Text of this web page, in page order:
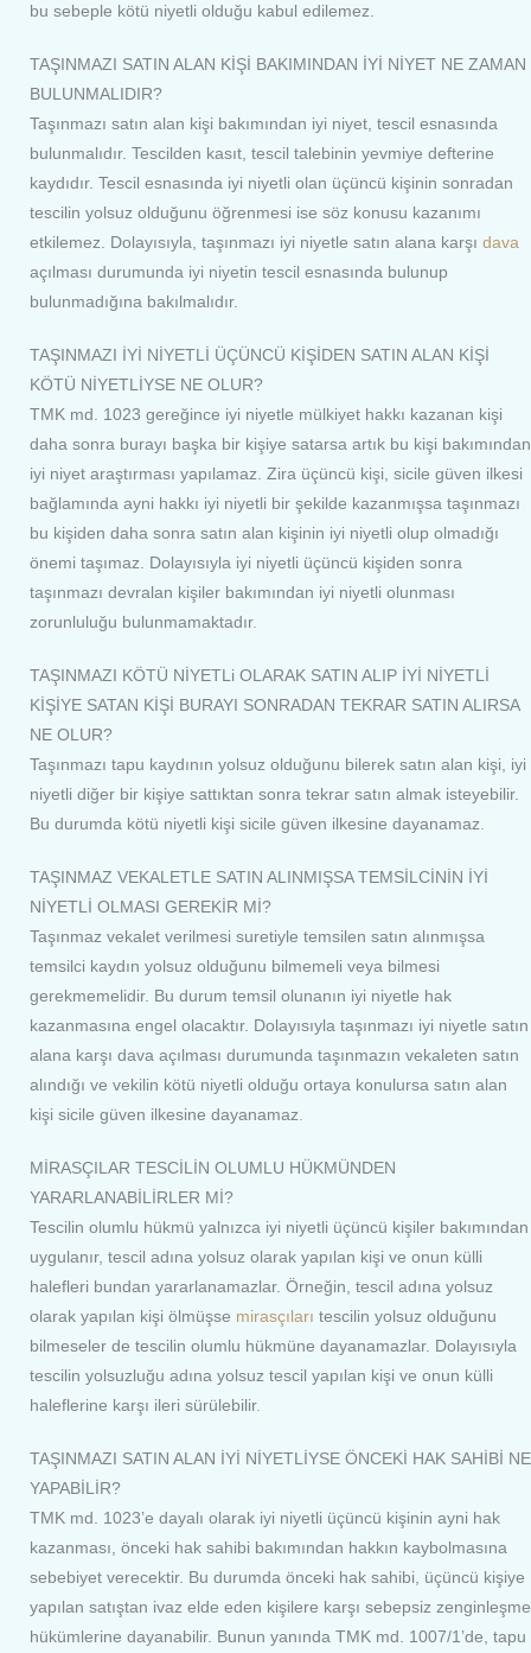
bu sebeple kötü niyetli olduğu kabul edilemez.
TAŞINMAZI SATIN ALAN KİŞİ BAKIMINDAN İYİ NİYET NE ZAMAN
BULUNMALIDIR?
Taşınmazı satın alan kişi bakımından iyi niyet, tescil esnasında
bulunmalıdır. Tescilden kasıt, tescil talebinin yevmiye defterine
kaydıdır. Tescil esnasında iyi niyetli olan üçüncü kişinin sonradan
tescilin yolsuz olduğunu öğrenmesi ise söz konusu kazanımı
etkilemez. Dolayısıyla, taşınmazı iyi niyetle satın alana karşı dava
açılması durumunda iyi niyetin tescil esnasında bulunup
bulunmadığına bakılmalıdır.
TAŞINMAZI İYİ NİYETLİ ÜÇÜNCÜ KİŞİDEN SATIN ALAN KİŞİ
KÖTÜ NİYETLİYSE NE OLUR?
TMK md. 1023 gereğince iyi niyetle mülkiyet hakkı kazanan kişi
daha sonra burayı başka bir kişiye satarsa artık bu kişi bakımından
iyi niyet araştırması yapılamaz. Zira üçüncü kişi, sicile güven ilkesi
bağlamında ayni hakkı iyi niyetli bir şekilde kazanmışsa taşınmazı
bu kişiden daha sonra satın alan kişinin iyi niyetli olup olmadığı
önemi taşımaz. Dolayısıyla iyi niyetli üçüncü kişiden sonra
taşınmazı devralan kişiler bakımından iyi niyetli olunması
zorunluluğu bulunmamaktadır.
TAŞINMAZI KÖTÜ NİYETLi OLARAK SATIN ALIP İYİ NİYETLİ
KİŞİYE SATAN KİŞİ BURAYI SONRADAN TEKRAR SATIN ALIRSA
NE OLUR?
Taşınmazı tapu kaydının yolsuz olduğunu bilerek satın alan kişi, iyi
niyetli diğer bir kişiye sattıktan sonra tekrar satın almak isteyebilir.
Bu durumda kötü niyetli kişi sicile güven ilkesine dayanamaz
TAŞINMAZ VEKALETLE SATIN ALINMIŞSA TEMSİLCİNİN İYİ
NİYETLİ OLMASI GEREKİR Mİ?
Taşınmaz vekalet verilmesi suretiyle temsilen satın alınmışsa
temsilci kaydın yolsuz olduğunu bilmemeli veya bilmesi
gerekmemelidir. Bu durum temsil olunanın iyi niyetle hak
kazanmasına engel olacaktır. Dolayısıyla taşınmazı iyi niyetle satın
alana karşı dava açılması durumunda taşınmazın vekaleten satın
alındığı ve vekilin kötü niyetli olduğu ortaya konulursa satın alan
kişi sicile güven ilkesine dayanamaz
MİRASÇILAR TESCİLİN OLUMLU HÜKMÜNDEN
YARARLANABİLİRLER Mİ?
Tescilin olumlu hükmü yalnızca iyi niyetli üçüncü kişiler bakımından
uygulanır, tescil adına yolsuz olarak yapılan kişi ve onun külli
halefleri bundan yararlanamazlar. Örneğin, tescil adına yolsuz
olarak yapılan kişi ölmüşse mirasçıları tescilin yolsuz olduğunu
bilmeseler de tescilin olumlu hükmüne dayanamazlar. Dolayısıyla
tescilin yolsuzluğu adına yolsuz tescil yapılan kişi ve onun külli
haleflerine karşı ileri sürülebilir.
TAŞINMAZI SATIN ALAN İYİ NİYETLİYSE ÖNCEKİ HAK SAHİBİ NE
YAPABİLİR?
TMK md. 1023’e dayalı olarak iyi niyetli üçüncü kişinin ayni hak
kazanması, önceki hak sahibi bakımından hakkın kaybolmasına
sebebiyet verecektir. Bu durumda önceki hak sahibi, üçüncü kişiye
yapılan satıştan ivaz elde eden kişilere karşı sebepsiz zenginleşme
hükümlerine dayanabilir. Bunun yanında TMK md. 1007/1’de, tapu